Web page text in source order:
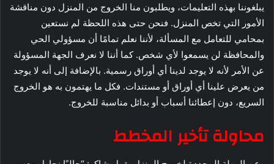
يبلغوننا بهذه التعليمات، ويطلبون منا الخروج من المنزل دون مناقشة
الأمور التي تخص المنزل. فنحن حتى هذه اللحظة لم نستعين
بمحامي للتعامل مع المسألة، لأننا نعلم تمامًا أن مسؤولي الحي
والمحافظة لن يسمعوا لأي شخص. كما أننا لا نعرف الجهة المسؤولة
عن الأمر لأنه لا يوجد لدينا أي أوراق رسمية. بالإضافة إلى أنه لا يوجد
من يعرض علينا أي أوراق أو مستندات. فكل ما يهتمون به هو الخروج
السريع، دون إعطائنا أسباب أو بدائل مناسبة للخروج.
محاولة تأخير المخطط